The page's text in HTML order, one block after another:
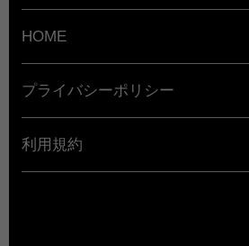
HOME
プライバシーポリシー
利用規約